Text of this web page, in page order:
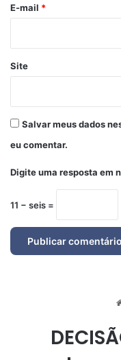
*
E-mail *
Site
Salvar meus dados
eu comentar.
Digite uma resposta em
11 − seis =